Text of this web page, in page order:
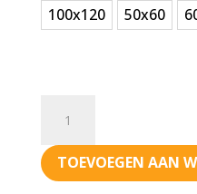
100x120 50x60
-
Kunstleren
TOEVOEGEN AAN